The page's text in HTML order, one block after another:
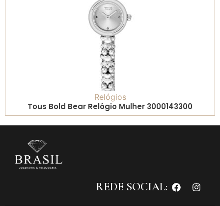
Relógios
Tous Bold Bear Relógio Mulher 3000143300
REDE SOCIAL: